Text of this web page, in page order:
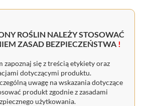
ROŚLIN NALEŻY STOSOWAĆ
ZASAD BEZPIECZEŃSTWA !
zapoznaj się z treścią etykiety oraz
dotyczącymi produktu.
uwagę na wskazania dotyczące
produkt zgodnie z zasadami
użytkowania.